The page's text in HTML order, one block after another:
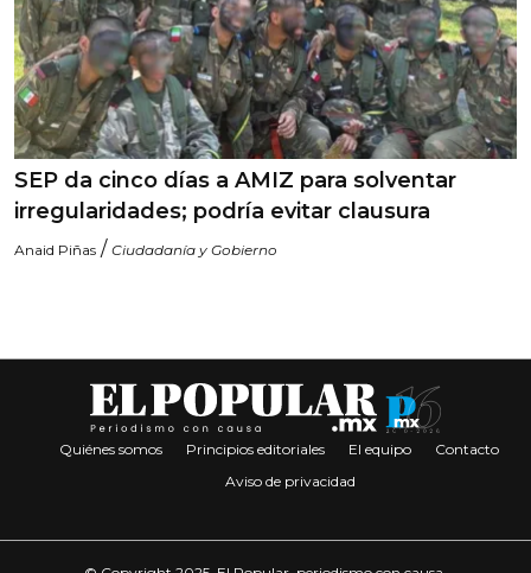
SEP da cinco días a AMIZ para solventar
irregularidades; podría evitar clausura
Anaid Piñas / Ciudadanía y Gobierno
Quiénes somos Principios editoriales El equipo
Contacto
Aviso de privacidad